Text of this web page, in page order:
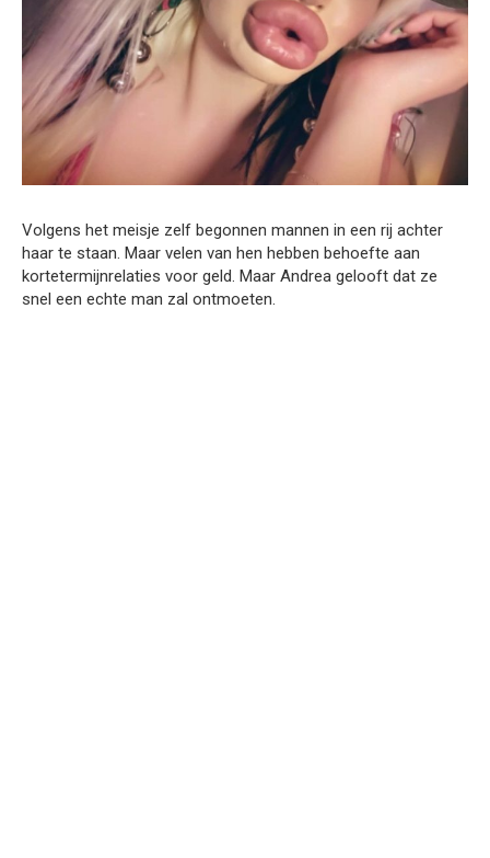
Volgens het meisje zelf begonnen mannen in een rij achter
haar te staan. Maar velen van hen hebben behoefte aan
kortetermijnrelaties voor geld. Maar Andrea gelooft dat ze
snel een echte man zal ontmoeten.